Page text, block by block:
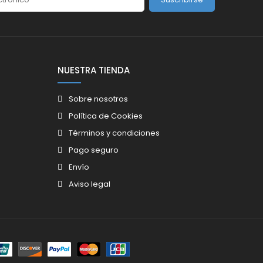
NUESTRA TIENDA
Sobre nosotros
Política de Cookies
Términos y condiciones
Pago seguro
Envío
Aviso legal